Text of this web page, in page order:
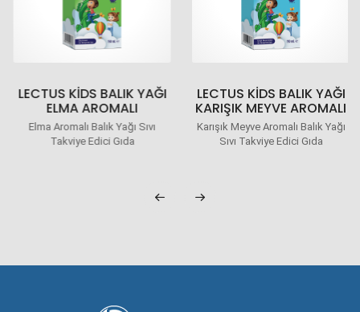
LECTUS KIDS BALIK YAĞI
ELMA AROMALI
Elma Aromalı Balık Yağı Sıvı
Takviye Edici Gıda
LECTUS KIDS BALIK YAĞI
KARIŞIK MEYVE AROMALI
Karışık Meyve Aromalı Balık Yağı
Sıvı Takviye Edici Gıda